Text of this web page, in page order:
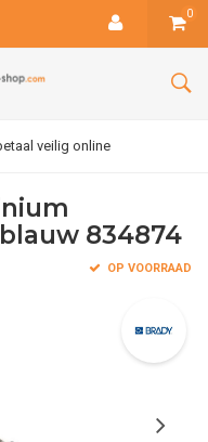
0
veilig online
834874
OP VOORRAAD